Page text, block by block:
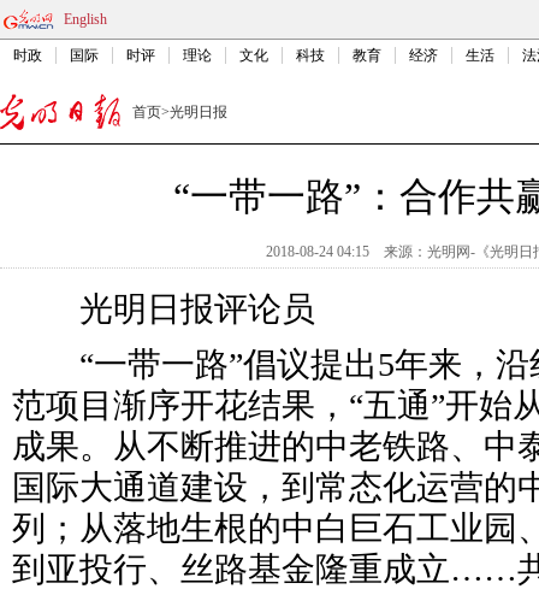
English
时政 国际 时评 理论 文化 科技 教育 经济 生活
首页>光明日报
“一带一路”：合作共
2018-08-24 04:15 来源： 光明网-《光明日
光明日报评论员
“一带一路”倡议提出5年来，沿
范项目渐序开花结果，“五通”开始
成果。从不断推进的中老铁路、中
国际大通道建设，到常态化运营的
列；从落地生根的中白巨石工业园
到亚投行、丝路基金隆重成立……